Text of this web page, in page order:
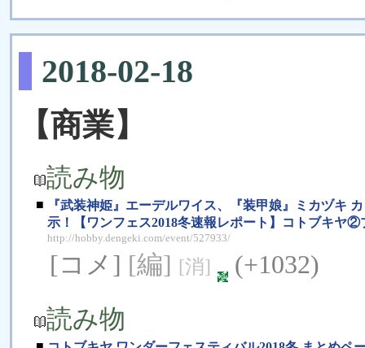
2018-02-18
【商業】
読み物
■
『武装神姫』エーデルワイス、『装甲娘』ミカヅキ
示！【ワンフェス2018冬速報レポート】コトブキ
http://hobby.dengeki.com/event/527933/
[コメ] [編] [消]
(+1032)
読み物